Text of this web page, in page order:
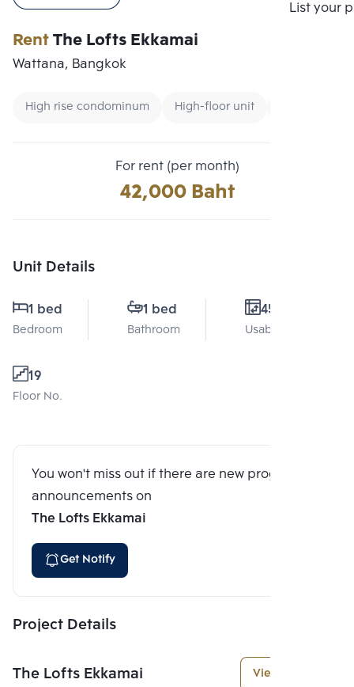
List your
RentThe Lofts Ekkamai
Wattana, Bangkok
High rise condominum High-floor unit
For rent (per month)
42,000 Baht
Unit Details
1 bed
Bedroom
1 bed
Bathroom
45 Sq.m.
Usable area
19
Floor No.
You won't miss out if there are new program
announcements on
The Lofts Ekkamai
Get Notify
Project Details
The Lofts Ekkamai View More